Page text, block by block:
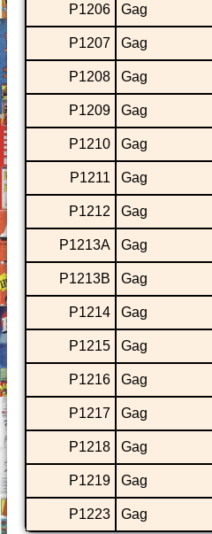
P1206 Gag
P1207 Gag
P1208 Gag
P1209 Gag
P1210 Gag
P1211 Gag
P1212 Gag
P1213A Gag
P1213B Gag
P1214 Gag
P1215 Gag
P1216 Gag
P1217 Gag
P1218 Gag
P1219 Gag
P1223 Gag